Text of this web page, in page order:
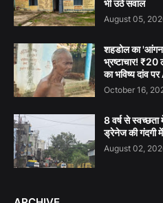
भी उठे सवाल
August 05,
शहडोल का
भ्रष्टाचार! ₹20
का भविष्य दांव
October 16,
8 वर्ष से स्वच्छता
ड्रेनेज की गंदगी
August 02,